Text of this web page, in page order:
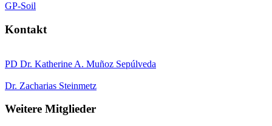
GP-Soil
Kontakt
PD Dr. Katherine A. Muñoz Sepúlveda
Dr. Zacharias Steinmetz
Weitere Mitglieder